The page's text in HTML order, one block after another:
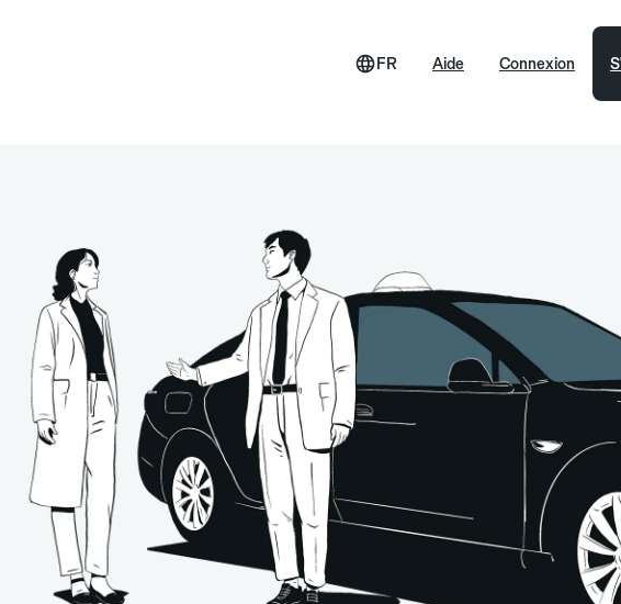
Aide
FR Connexion